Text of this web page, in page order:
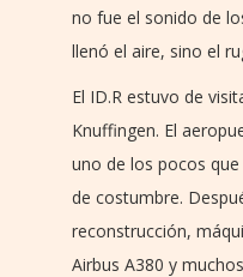
no fue el sonido de
llenó el aire, sino el
El ID.R estuvo de
Knuffingen. El
uno de los pocos
de costumbre.
reconstrucción,
Airbus A380 y